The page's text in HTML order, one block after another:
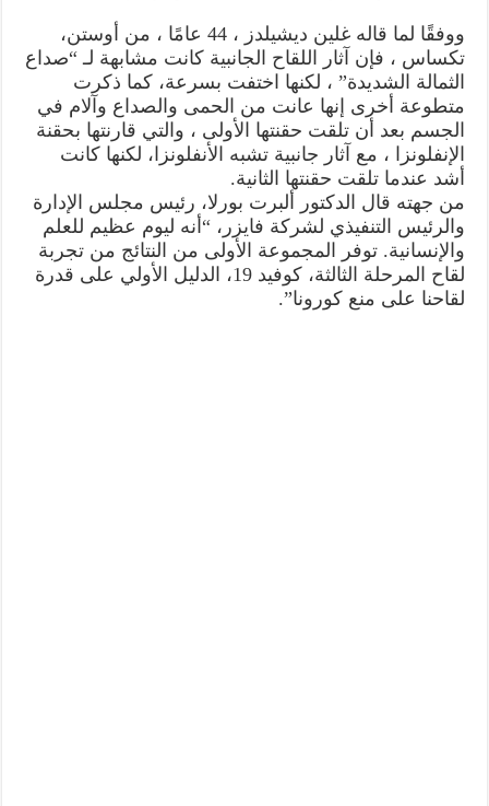
ووفقًا لما قاله غلين ديشيلدز ، 44 عامًا ، من أوستن،
تكساس ، فإن آثار اللقاح الجانبية كانت مشابهة لـ “صداع
الثمالة الشديدة” ، لكنها اختفت بسرعة، كما ذكرت
متطوعة أخرى إنها عانت من الحمى والصداع وآلام في
الجسم بعد أن تلقت حقنتها الأولى ، والتي قارنتها بحقنة
الإنفلونزا ، مع آثار جانبية تشبه الأنفلونزا، لكنها كانت
أشد عندما تلقت حقنتها الثانية.
من جهته قال الدكتور ألبرت بورلا، رئيس مجلس الإدارة
والرئيس التنفيذي لشركة فايزر، “أنه ليوم عظيم للعلم
والإنسانية. توفر المجموعة الأولى من النتائج من تجربة
لقاح المرحلة الثالثة، كوفيد 19، الدليل الأولي على قدرة
لقاحنا على منع كورونا”.